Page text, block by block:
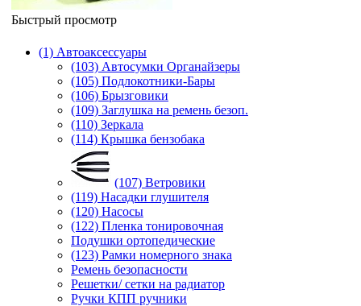
Быстрый просмотр
(1) Автоаксессуары
(103) Автосумки Органайзеры
(105) Подлокотники-Бары
(106) Брызговики
(109) Заглушка на ремень безоп.
(110) Зеркала
(114) Крышка бензобака
(107) Ветровики
(119) Насадки глушителя
(120) Насосы
(122) Пленка тонировочная
Подушки ортопедические
(123) Рамки номерного знака
Ремень безопасности
Решетки/ сетки на радиатор
Ручки КПП ручники